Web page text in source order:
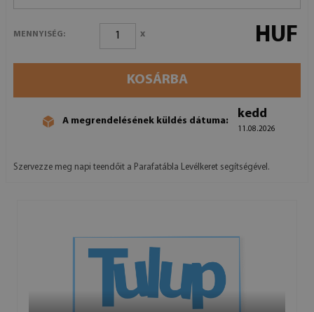
MENNYISÉG: x HUF
KOSÁRBA
A megrendelésének küldés dátuma:
kedd
11.08.2026
Szervezze meg napi teendőit a Parafatábla Levélkeret segítségével.